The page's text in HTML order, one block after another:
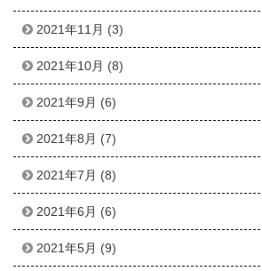
2021年11月 (3)
2021年10月 (8)
2021年9月 (6)
2021年8月 (7)
2021年7月 (8)
2021年6月 (6)
2021年5月 (9)